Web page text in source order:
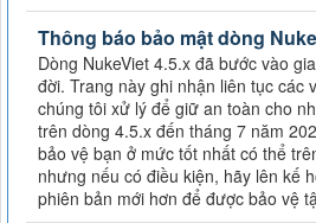
Thông báo bảo mật dòng
Dòng NukeViet 4.5.x đã bước vào
đời. Trang này ghi nhận liên tục các
chúng tôi xử lý để giữ an toàn cho
trên dòng 4.5.x đến tháng 7 năm
bảo vệ bạn ở mức tốt nhất có thể
nhưng nếu có điều kiện, hãy lên kế
phiên bản mới hơn để được bảo vệ